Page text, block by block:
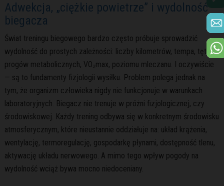
Adwekcja, „ciężkie powietrze” i wydolność
biegacza
Świat treningu biegowego bardzo często próbuje sprowadzić
wydolność do prostych zależności: liczby kilometrów, tempa, tętna,
progów metabolicznych, VO₂max, poziomu mleczanu. I oczywiście
— są to fundamenty fizjologii wysiłku. Problem polega jednak na
tym, że organizm człowieka nigdy nie funkcjonuje w warunkach
laboratoryjnych. Biegacz nie trenuje w próżni fizjologicznej, czy
środowiskowej. Każdy trening odbywa się w konkretnym środowisku
atmosferycznym, które nieustannie oddziałuje na: układ krążenia,
wentylację, termoregulację, gospodarkę płynami, dostępność tlenu,
aktywację układu nerwowego. A mimo tego wpływ pogody na
wydolność wciąż bywa mocno niedoceniany.